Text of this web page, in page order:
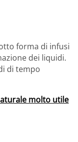
forma di infusi
dei liquidi.
di tempo
molto utile